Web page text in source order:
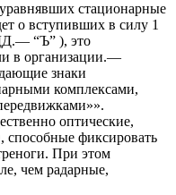
стационарные
о вступивших в силу 1
“Ъ” ), это
в организации.—
знаки
комплексами,
оптические,
фиксировать
При этом
чем радарные,